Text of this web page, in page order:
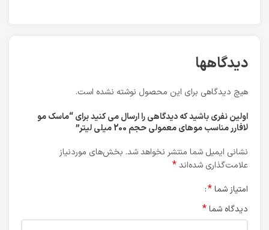
دیدگاهها
هیچ دیدگاهی برای این محصول نوشته نشده است.
اولین نفری باشید که دیدگاهی را ارسال می کنید برای “ماسک مو
لافارر مناسب موهای معمولی حجم 200 میلی لیتر”
نشانی ایمیل شما منتشر نخواهد شد. بخش‌های موردنیاز
علامت‌گذاری شده‌اند*
امتیاز شما*
دیدگاه شما*